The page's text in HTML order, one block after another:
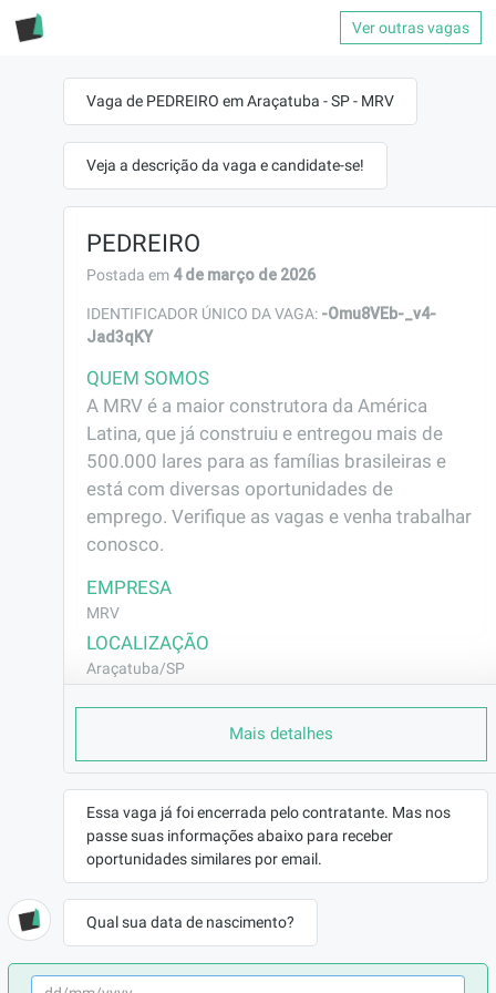
Ver outras vagas
Vaga de PEDREIRO em Araçatuba - SP - MRV
Veja a descrição da vaga e candidate-se!
PEDREIRO
Postada em 4 de março de 2026
IDENTIFICADOR ÚNICO DA VAGA: -Omu8VEb-_v4-
Jad3qKY
QUEM SOMOS
A MRV é a maior construtora da América
Latina, que já construiu e entregou mais de
500.000 lares para as famílias brasileiras e
está com diversas oportunidades de
emprego. Verifique as vagas e venha trabalhar
conosco.
EMPRESA
MRV
LOCALIZAÇÃO
Araçatuba/SP
CONTRATO
REMUNERAÇÃO
R$2728,00
VAGA AFIRMATIVA
Não
Construção Civil
BENEFÍCIOS
a combinar
Mais detalhes
Essa vaga já foi encerrada pelo contratante. Mas nos
passe suas informações abaixo para receber
oportunidades similares por email.
Qual sua data de nascimento?